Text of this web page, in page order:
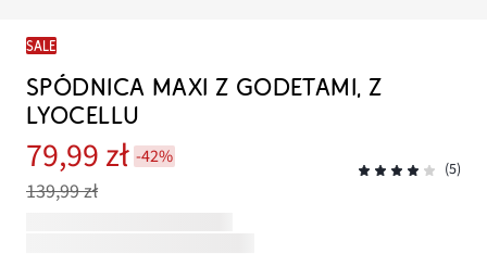
SALE
SPÓDNICA MAXI Z GODETAMI, Z
LYOCELLU
79,99 zł -42%
139,99 zł
(5)